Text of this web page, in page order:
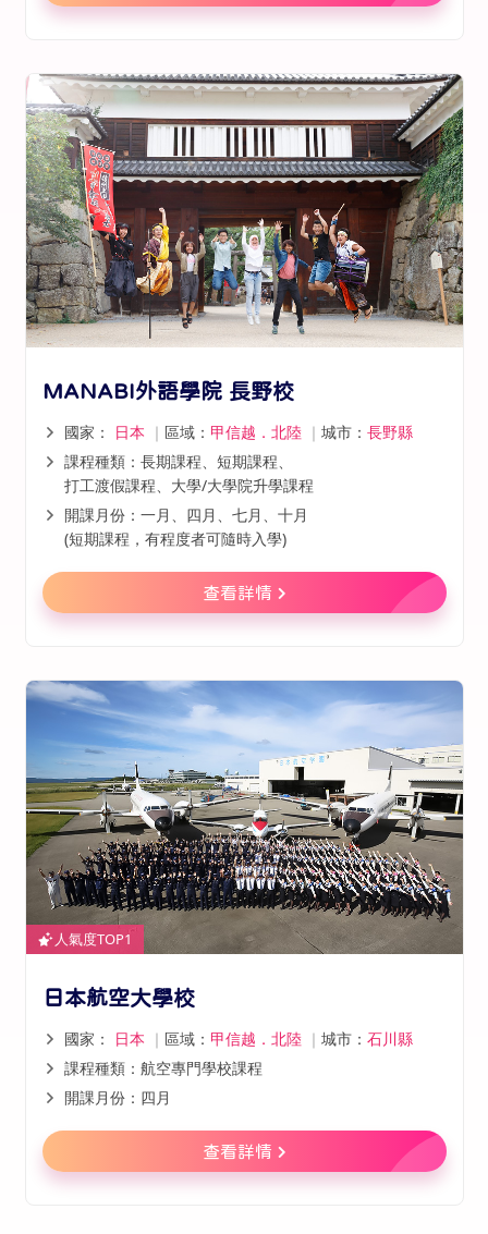
MANABI外語學院 長野校
國家： 日本 ｜ 區域： 甲信越．北陸 ｜ 城市： 長野縣
課程種類：長期課程、短期課程、
打工渡假課程、大學/大學院升學課程
開課月份：一月、四月、七月、十月
(短期課程，有程度者可隨時入學)
查看詳情
人氣度TOP1
日本航空大學校
國家： 日本 ｜ 區域： 甲信越．北陸 ｜ 城市： 石川縣
課程種類：航空專門學校課程
開課月份：四月
查看詳情